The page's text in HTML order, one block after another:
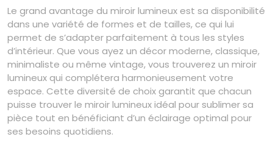
Le grand avantage du miroir lumineux est sa disponibilité
dans une variété de formes et de tailles, ce qui lui
permet de s’adapter parfaitement à tous les styles
d’intérieur. Que vous ayez un décor moderne, classique,
minimaliste ou même vintage, vous trouverez un miroir
lumineux qui complétera harmonieusement votre
espace. Cette diversité de choix garantit que chacun
puisse trouver le miroir lumineux idéal pour sublimer sa
pièce tout en bénéficiant d’un éclairage optimal pour
ses besoins quotidiens.